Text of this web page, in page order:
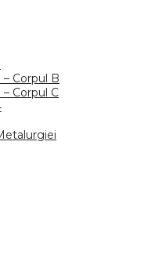
Corpul B
Corpul C